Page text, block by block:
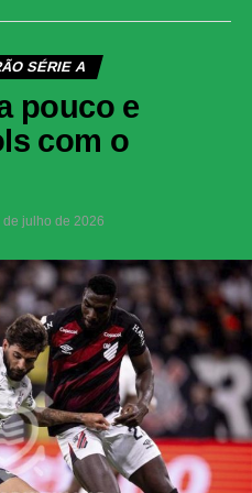
SÉRIE A
pouco e
com o
de julho de 2026